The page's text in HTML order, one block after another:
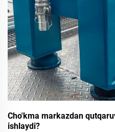
Cho'kma markazdan
ishlaydi?